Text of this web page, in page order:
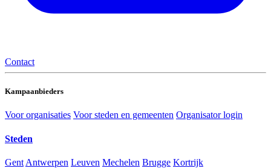
Contact
Kampaanbieders
Voor organisaties Voor steden en gemeenten Organisator login
Steden
Gent Antwerpen Leuven Mechelen Brugge Kortrijk